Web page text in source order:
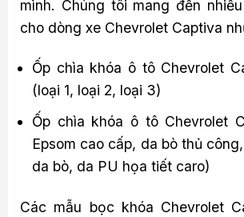
mình. Chúng tôi mang đến
cho dòng xe Chevrolet Captiva
Ốp chìa khóa ô tô Chevrolet
(loại 1, loại 2, loại 3)
Ốp chìa khóa ô tô Chevrolet
Epsom cao cấp, da bò thủ
da bò, da PU họa tiết caro)
Các mẫu bọc khóa Chevrolet